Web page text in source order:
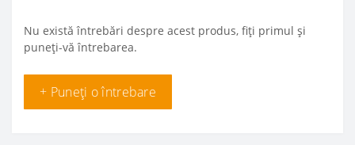
Nu există întrebări despre acest produs, fiți primul și
puneți-vă întrebarea.
+ Puneți o întrebare